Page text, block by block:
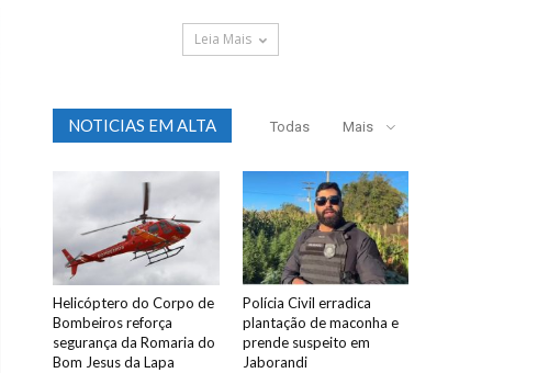
Leia Mais
NOTICIAS EM ALTA Todas Mais
Helicóptero do Corpo de
Bombeiros reforça
segurança da Romaria do
Bom Jesus da Lapa
Polícia Civil erradica
plantação de maconha e
prende suspeito em
Jaborandi